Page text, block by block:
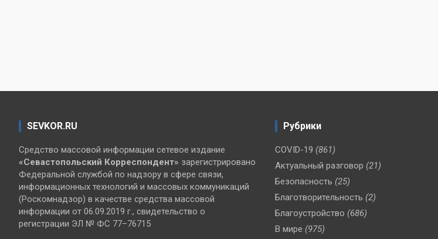
SEVKOR.RU
Средство массовой информации сетевое издание
«Севастопольский Корреспондент» зарегистрировано
Федеральной службой по надзору в сфере связи,
информационных технологий и массовых коммуникаций
(Роскомнадзор) в качестве средства массовой
информации от 06.09.2019 г., свидетельство о
регистрации ЭЛ № ФС 77–76715
Рубрики
COVID-19 (861)
Актуальный разговор (21)
Безопасность (25)
Благотворительность (2)
Благоустройство (686)
В мире (975)